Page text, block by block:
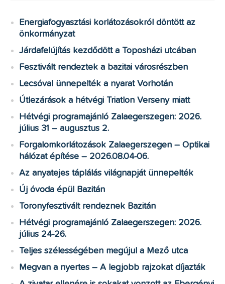
Energiafogyasztási korlátozásokról döntött az
önkormányzat
Járdafelújítás kezdődött a Toposházi utcában
Fesztivált rendeztek a bazitai városrészben
Lecsóval ünnepelték a nyarat Vorhotán
Útlezárások a hétvégi Triatlon Verseny miatt
Hétvégi programajánló Zalaegerszegen: 2026.
július 31 – augusztus 2.
Forgalomkorlátozások Zalaegerszegen – Optikai
hálózat építése – 2026.08.04-06.
Az anyatejes táplálás világnapját ünnepelték
Új óvoda épül Bazitán
Toronyfesztivált rendeznek Bazitán
Hétvégi programajánló Zalaegerszegen: 2026.
július 24-26.
Teljes szélességében megújul a Mező utca
Megvan a nyertes – A legjobb rajzokat díjazták